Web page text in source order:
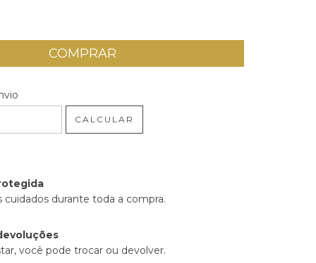
CALCULAR
cuidados durante toda a compra.
você pode trocar ou devolver.